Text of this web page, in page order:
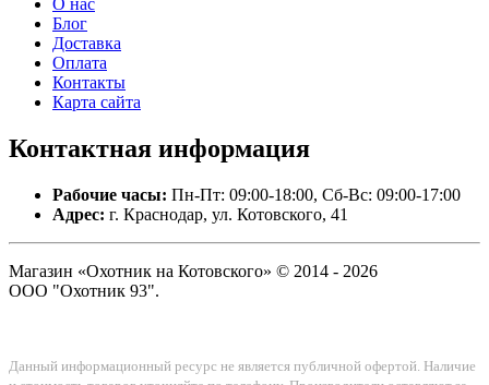
О нас
Блог
Доставка
Оплата
Контакты
Карта сайта
Контактная информация
Рабочие часы: Пн-Пт: 09:00-18:00, Сб-Вс: 09:00-17:00
Адрес: г. Краснодар, ул. Котовского, 41
Магазин «Охотник на Котовского» © 2014 - 2026
ООО "Охотник 93".
Данный информационный ресурс не является публичной офертой. Наличие